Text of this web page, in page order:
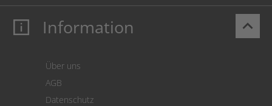
Mein Konto
keyboard_arrow_up
Information
Über uns
AGB
Datenschutz